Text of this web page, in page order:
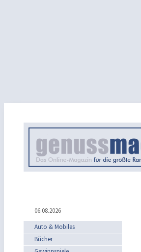
06.08.2026
Auto & Mobiles
Bücher